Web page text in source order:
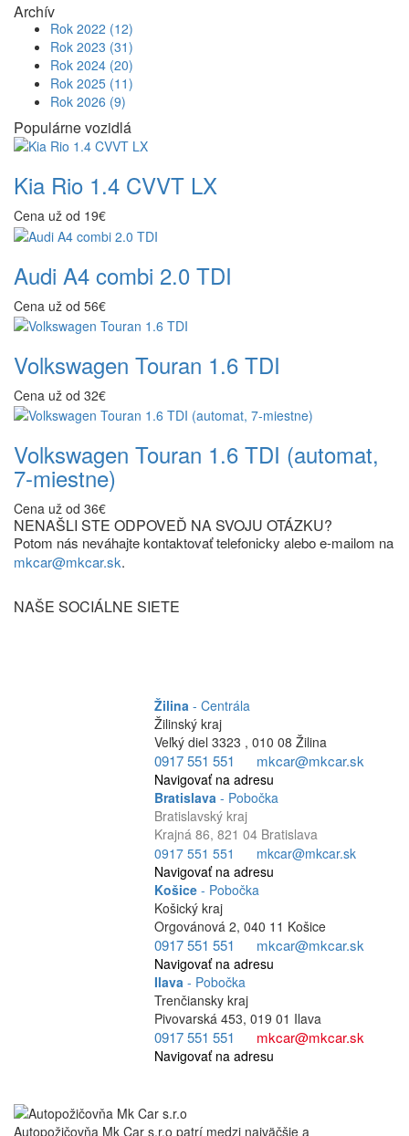
Archív
Rok 2022 (12)
Rok 2023 (31)
Rok 2024 (20)
Rok 2025 (11)
Rok 2026 (9)
Populárne vozidlá
Kia Rio 1.4 CVVT LX
Cena už od 19€
Audi A4 combi 2.0 TDI
Cena už od 56€
Volkswagen Touran 1.6 TDI
Cena už od 32€
Volkswagen Touran 1.6 TDI (automat,
7-miestne)
Cena už od 36€
NENAŠLI STE ODPOVEĎ NA SVOJU OTÁZKU?
Potom nás neváhajte kontaktovať telefonicky alebo e-mailom na
mkcar@mkcar.sk.
NAŠE SOCIÁLNE SIETE
Žilina - Centrála
Žilinský kraj
Veľký diel 3323 , 010 08 Žilina
0917 551 551 mkcar@mkcar.sk
Navigovať na adresu
Bratislava - Pobočka
Bratislavský kraj
Krajná 86, 821 04 Bratislava
0917 551 551
mkcar@mkcar.sk
Navigovať na adresu
Košice - Pobočka
Košický kraj
Orgovánová 2, 040 11 Košice
0917 551 551 mkcar@mkcar.sk
Navigovať na adresu
Ilava - Pobočka
Trenčiansky kraj
Pivovarská 453, 019 01 Ilava
0917 551 551 mkcar@mkcar.sk
Navigovať na adresu
Autopožičovňa Mk Car s.r.o patrí medzi najväčšie a